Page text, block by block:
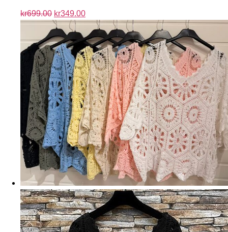
kr699.00 kr349.00